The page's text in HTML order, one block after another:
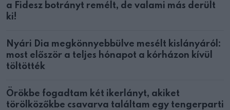
a Fidesz botrányt remélt, de valami más derült
ki!
Nyári Dia megkönnyebbülve mesélt kislányáról:
most először a teljes hónapot a kórházon kívül
töltötték
Örökbe fogadtam két ikerlányt, akiket
törölközőkbe csavarva találtam egy tengerparti